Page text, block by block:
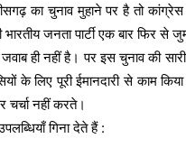
का चुनाव मुहाने पर है तो
भारतीय जनता पार्टी एक बार फिर
ही नहीं है। पर इस चुनाव की
के लिए पूरी ईमानदारी से काम
नहीं करते।
गिना देते हैं :